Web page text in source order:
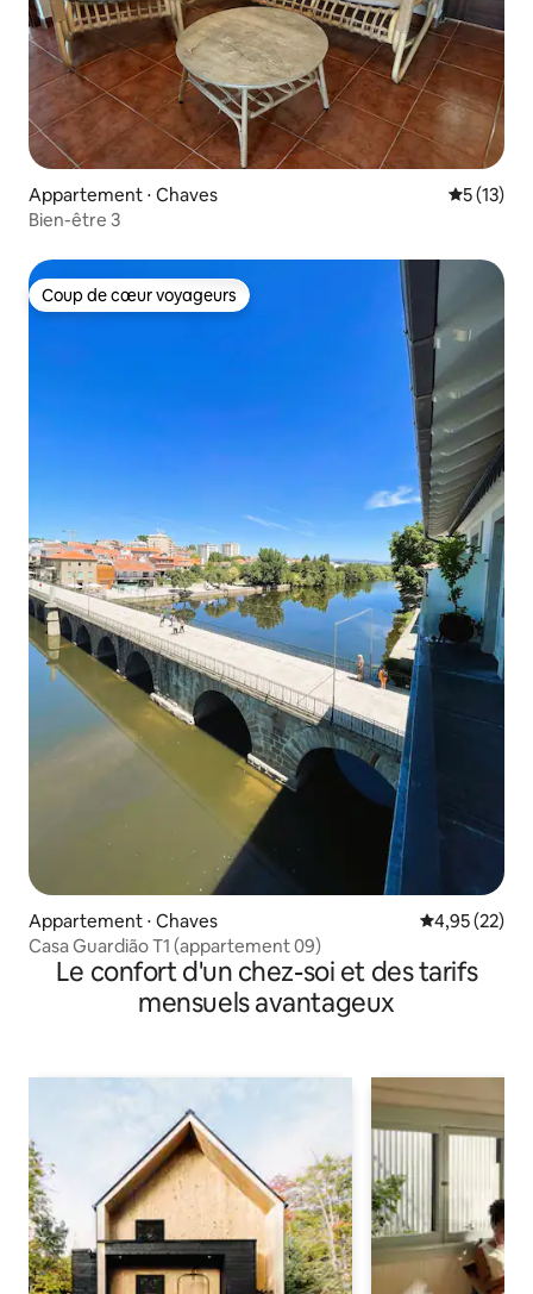
Appartement ⋅ Chaves
5 (13)
Bien-être 3
Coup de cœur voyageurs
Coup de cœur voyageurs
Appartement ⋅ Chaves Évaluation
4,95 (22)
Casa Guardião T1 (appartement 09)
Le confort d'un chez-soi et des tarifs
mensuels avantageux